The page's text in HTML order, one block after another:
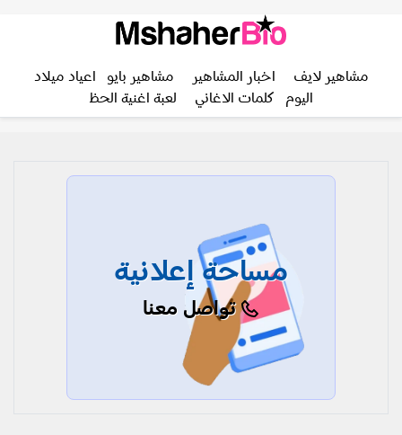
مشاهير لايف اخبار المشاهير مشاهير بايو
اعياد ميلاد
اليوم
كلمات الاغاني لعبة اغنية الحظ
مساحة إعلانية
تواصل معنا